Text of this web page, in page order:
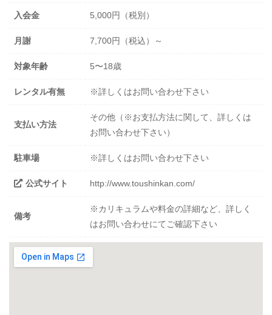
入会金 5,000円（税別）
月謝 7,700円（税込）～
対象年齢 5〜18歳
レンタル有無 ※詳しくはお問い合わせ下さい
支払い方法
その他（※お支払方法に関して、詳しくは
お問い合わせ下さい）
駐車場 ※詳しくはお問い合わせ下さい
公式サイト http://www.toushinkan.com/
備考
※カリキュラムや料金の詳細など、詳しく
はお問い合わせにてご確認下さい